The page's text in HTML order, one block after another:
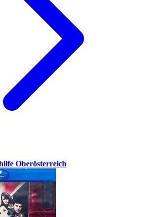
Oberösterreich